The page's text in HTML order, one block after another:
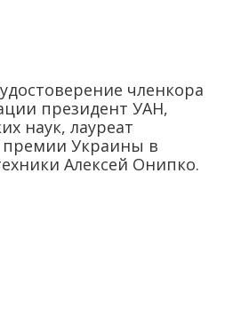
членкора
президент УАН,
наук, лауреат
премии Украины в
Алексей Онипко.